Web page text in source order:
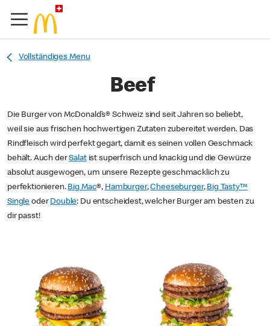
Vollständiges Menu
Beef
Die Burger von McDonald’s® Schweiz sind seit Jahren so beliebt,
weil sie aus frischen hochwertigen Zutaten zubereitet werden. Das
Rindfleisch wird perfekt gegart, damit es seinen vollen Geschmack
behält. Auch derSalatist superfrisch und knackig und die Gewürze
absolut ausgewogen, um unsere Rezepte geschmacklich zu
perfektionieren. Big Mac®, Hamburger,Cheeseburger, Big Tasty™
Single oder Double: Du entscheidest, welcher Burger am besten zu
dir passt!